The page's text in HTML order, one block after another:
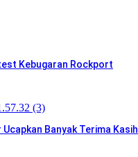
Kebugaran Rockport
Banyak Terima Kasih